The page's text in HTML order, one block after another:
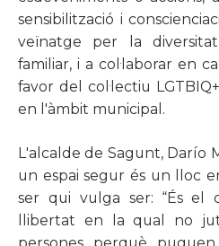
sensibilització i
veïnatge per la
familiar, i a col·laborar en
favor del col·lectiu
en l'àmbit municipal.
L'alcalde de Sagunt, Darío
un espai segur és un lloc
ser qui vulga ser: “És el
llibertat en la qual no